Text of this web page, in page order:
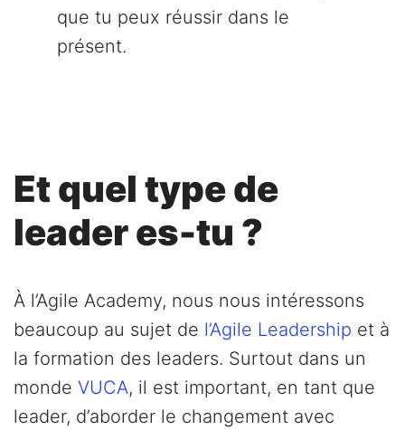
que tu peux réussir dans le
présent.
Et quel type de
leader es-tu ?
À l’Agile Academy, nous nous intéressons
beaucoup au sujet de l’Agile Leadership et à
la formation des leaders. Surtout dans un
monde VUCA, il est important, en tant que
leader, d’aborder le changement avec